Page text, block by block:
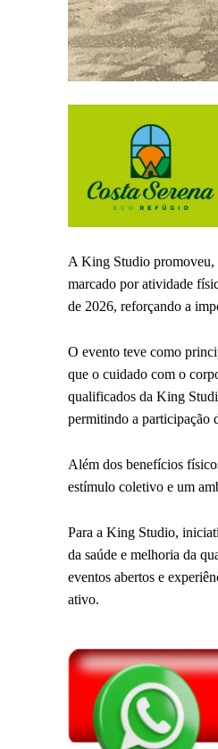
A King Studio promoveu,
marcado por atividade
de 2026, reforçando a
O evento teve como
que o cuidado com o
qualificados da King
permitindo a participação
Além dos benefícios
estímulo coletivo e um
Para a King Studio,
da saúde e melhoria da
eventos abertos e
ativo.